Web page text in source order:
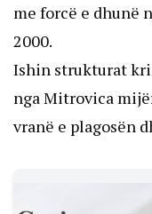
me forcë e dhunë
2000.
Ishin strukturat
nga Mitrovica
vranë e plagosën